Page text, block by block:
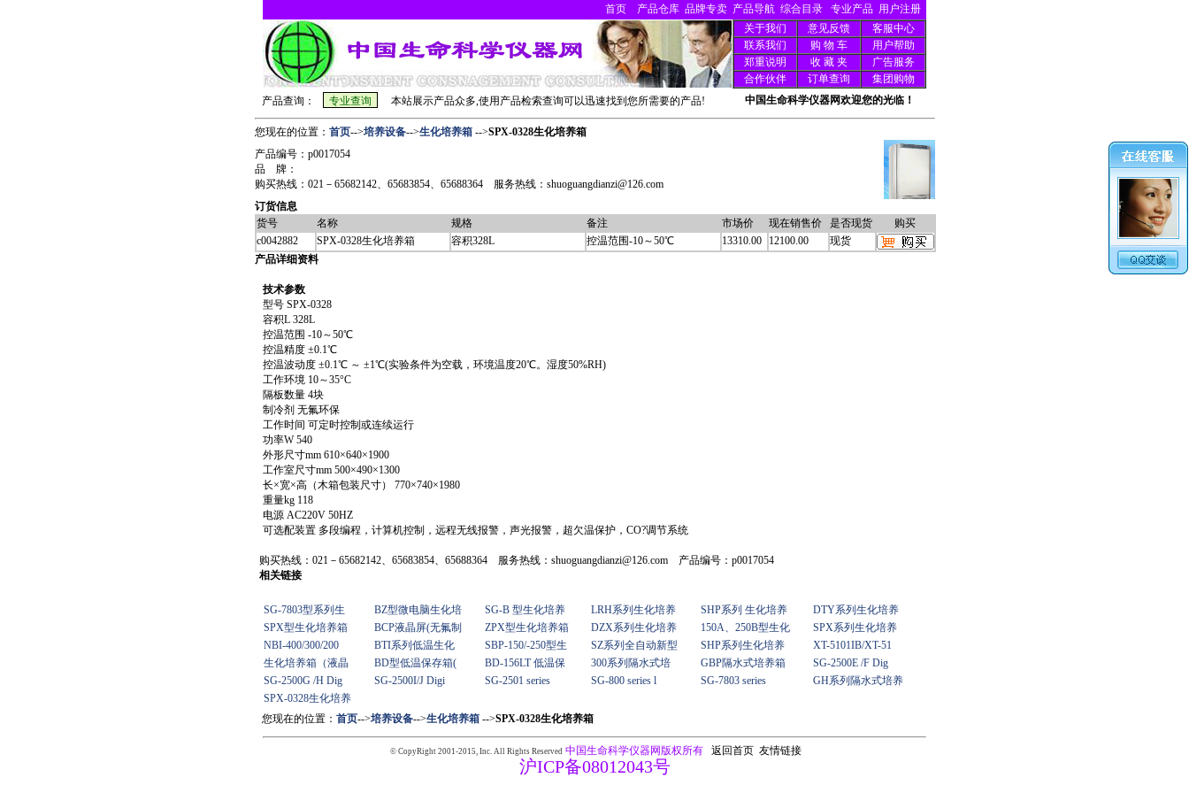
首页 产品仓库 品牌专卖 产品导航 综合目录 专业产品 用户注册
关于我们
意见反馈
客服中心
联系我们
购 物 车
用户帮助
郑重说明
收 藏 夹
广告服务
合作伙伴
订单查询
集团购物
产品查询：
本站展示产品众多,使用产品检索查询可以迅速找到您所需要的产品! 中国生命科学仪器网欢迎您的光临！
您现在的位置： 首页-->培养设备-->生化培养箱 -->SPX-0328生化培养箱
产品编号：p0017054
品 牌：
购买热线：021－65682142、65683854、65688364 服务热线：shuoguangdianzi@126.com
订货信息
货号
名称 规格 备注 市场价 现在销售价 是否现货
购买
c0042882
SPX-0328生化培养箱 容积328L 控温范围-10～50℃ 13310.00 12100.00
现货
产品详细资料
技术参数
型号 SPX-0328
容积L 328L
控温范围 -10～50℃
控温精度 ±0.1℃
控温波动度 ±0.1℃ ～ ±1℃(实验条件为空载，环境温度20℃。湿度50%RH)
工作环境 10～35°C
隔板数量 4块
制冷剂 无氟环保
工作时间 可定时控制或连续运行
功率W 540
外形尺寸mm 610×640×1900
工作室尺寸mm 500×490×1300
长×宽×高（木箱包装尺寸） 770×740×1980
重量kg 118
电源 AC220V 50HZ
可选配装置 多段编程，计算机控制，远程无线报警，声光报警，超欠温保护，CO?调节系统
购买热线：021－65682142、65683854、65688364 服务热线：shuoguangdianzi@126.com 产品编号：p0017054
相关链接
SG-7803型系列生 BZ型微电脑生化培 SG-B 型生化培养 LRH系列生化培养 SHP系列 生化培养
DTY系列生化培养
SPX型生化培养箱
BCP液晶屏(无氟制 ZPX型生化培养箱 DZX系列生化培养 150A、250B型生化
SPX系列生化培养
NBI-400/300/200
BTI系列低温生化 SBP-150/-250型生 SZ系列全自动新型 SHP系列生化培养
XT-5101IB/XT-51
生化培养箱（液晶
BD型低温保存箱( BD-156LT 低温保 300系列隔水式培 GBP隔水式培养箱
SG-2500E /F Dig
SG-2500G /H Dig
SG-2500I/J Digi SG-2501 series SG-800 series l SG-7803 series
GH系列隔水式培养
SPX-0328生化培养
您现在的位置： 首页-->培养设备-->生化培养箱 -->SPX-0328生化培养箱
© CopyRight 2001-2015, Inc. All Rights Reserved 中国生命科学仪器网版权所有 返回首页 友情链接
沪ICP备08012043号